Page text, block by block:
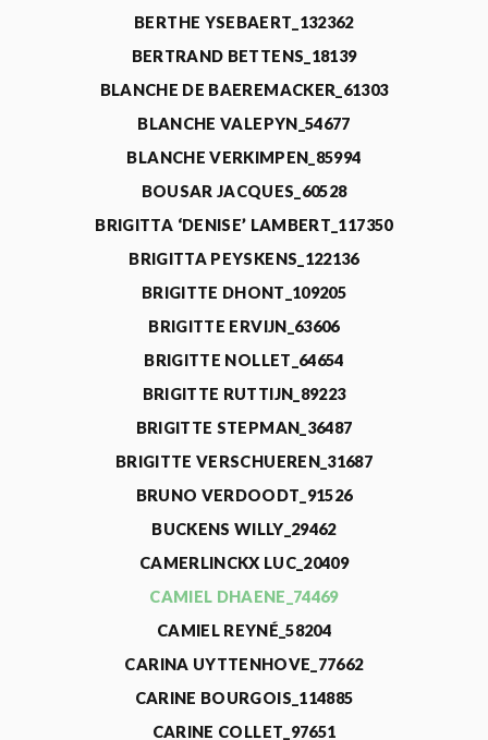
BERTHE YSEBAERT_132362
BERTRAND BETTENS_18139
BLANCHE DE BAEREMACKER_61303
BLANCHE VALEPYN_54677
BLANCHE VERKIMPEN_85994
BOUSAR JACQUES_60528
BRIGITTA ‘DENISE’ LAMBERT_117350
BRIGITTA PEYSKENS_122136
BRIGITTE DHONT_109205
BRIGITTE ERVIJN_63606
BRIGITTE NOLLET_64654
BRIGITTE RUTTIJN_89223
BRIGITTE STEPMAN_36487
BRIGITTE VERSCHUEREN_31687
BRUNO VERDOODT_91526
BUCKENS WILLY_29462
CAMERLINCKX LUC_20409
CAMIEL DHAENE_74469
CAMIEL REYNÉ_58204
CARINA UYTTENHOVE_77662
CARINE BOURGOIS_114885
CARINE COLLET_97651